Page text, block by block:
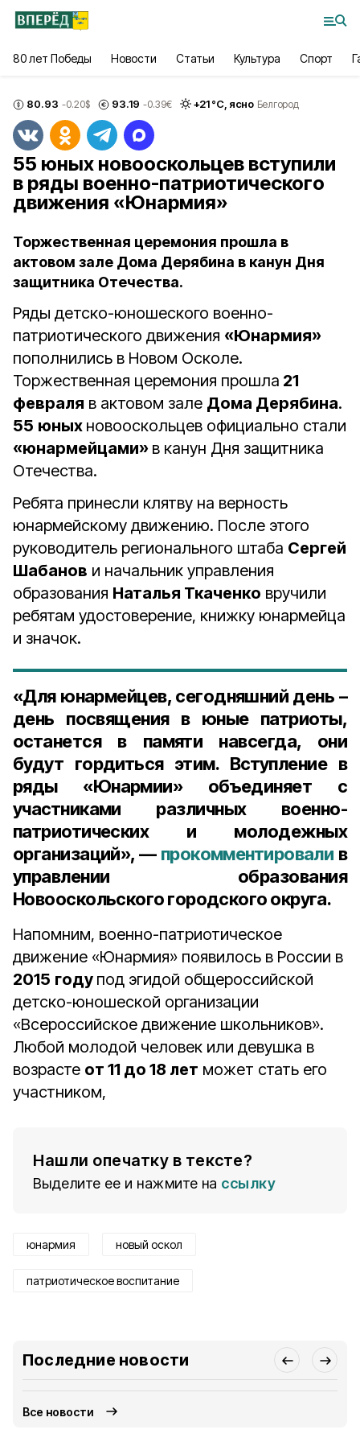
80 лет Победы Новости Статьи Культура Спорт
80.93 -0.20$ 93.19 -0.39€ +21°С, ясно Белгород
55 юных новооскольцев вступили
в ряды военно-патриотического
движения «Юнармия»
Торжественная церемония прошла в
актовом зале Дома Дерябина в канун Дня
защитника Отечества.
Ряды детско-юношеского военно-
патриотического движения «Юнармия»
пополнились в Новом Осколе.
Торжественная церемония прошла 21
февраля в актовом зале Дома Дерябина.
55 юных новооскольцев официально стали
«юнармейцами» в канун Дня защитника
Отечества.
Ребята принесли клятву на верность
юнармейскому движению. После этого
руководитель регионального штаба Сергей
Шабанов и начальник управления
образования Наталья Ткаченко вручили
ребятам удостоверение, книжку юнармейца
и значок.
«Для юнармейцев, сегодняшний день –
день посвящения в юные патриоты,
останется в памяти навсегда, они
будут гордиться этим. Вступление в
ряды «Юнармии» объединяет с
участниками различных военно-
патриотических и молодежных
организаций», — прокомментировали в
управлении образования
Новооскольского городского округа.
Напомним, военно-патриотическое
движение «Юнармия» появилось в России в
2015 году под эгидой общероссийской
детско-юношеской организации
«Всероссийское движение школьников».
Любой молодой человек или девушка в
возрасте от 11 до 18 лет может стать его
участником,
Нашли опечатку в тексте?
Выделите ее и нажмите на ссылку
юнармия новый оскол
патриотическое воспитание
Последние новости
Все новости